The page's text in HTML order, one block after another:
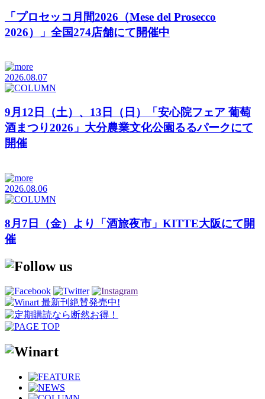
「プロセッコ月間2026（Mese del Prosecco
2026）」全国274店舗にて開催中
2026.08.07
9月12日（土）、13日（日）「安心院フェア 葡萄
酒まつり2026」大分農業文化公園るるパークにて
開催
2026.08.06
8月7日（金）より「酒旅夜市」KITTE大阪にて開
催